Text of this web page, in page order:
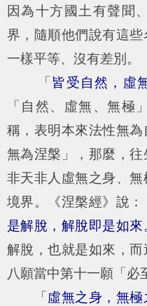
因為十方國土有聲聞
界，隨順他們說有這
一樣平等、沒有差別。
「 皆受自然，虛
「自然、虛無、無極
稱，表明本來法性無
無為涅槃」，那麼，
非天非人虛無之身、
境界。《涅槃經》說：
是解脫，解脫即是如來
解脫，也就是如來，
八願當中第十一願「必
「 虛無之身，無極